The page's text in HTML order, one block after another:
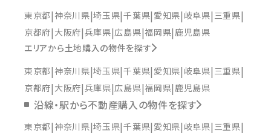
東京都 神奈川県 埼玉県 千葉県 愛知県 岐阜県 三重県
京都府 大阪府 兵庫県 広島県 福岡県 鹿児島県
エリアから土地購入の物件を探す
東京都 神奈川県 埼玉県 千葉県 愛知県 岐阜県 三重県
京都府 大阪府 兵庫県 広島県 福岡県 鹿児島県
沿線・駅から不動産購入の物件を探す
東京都 神奈川県 埼玉県 千葉県 愛知県 岐阜県 三重県